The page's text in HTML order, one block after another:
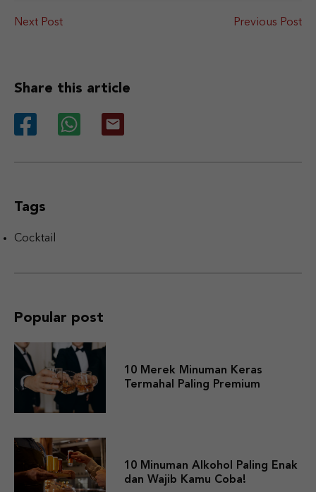
Next Post Previous Post
Share this article
Tags
Cocktail
Popular post
10 Merek Minuman Keras
Termahal Paling Premium
10 Minuman Alkohol Paling Enak
dan Wajib Kamu Coba!